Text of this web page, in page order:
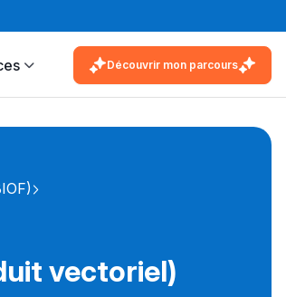
Découvrir mon parcours
vectoriel)